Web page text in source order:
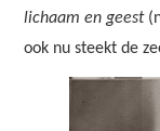
lichaam en geest
ook nu steekt de